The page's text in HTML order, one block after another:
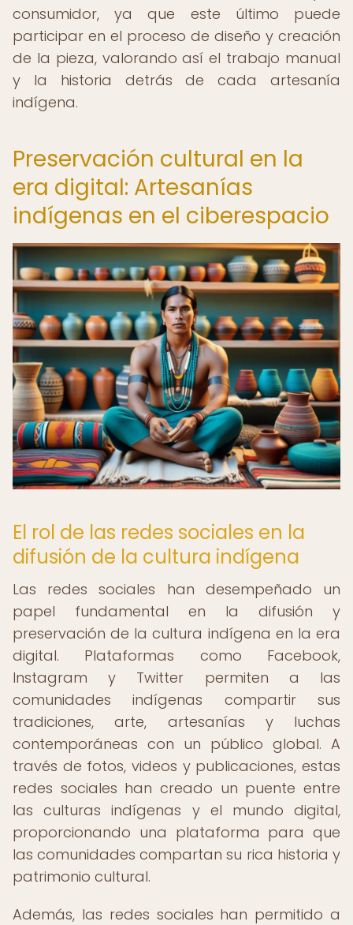
consumidor, ya que este último puede
participar en el proceso de diseño y creación
de la pieza, valorando así el trabajo manual
y la historia detrás de cada artesanía
indígena.
Preservación cultural en la
era digital: Artesanías
indígenas en el ciberespacio
El rol de las redes sociales en la
difusión de la cultura indígena
Las redes sociales han desempeñado un
papel fundamental en la difusión y
preservación de la cultura indígena en la era
digital. Plataformas como Facebook,
Instagram y Twitter permiten a las
comunidades indígenas compartir sus
tradiciones, arte, artesanías y luchas
contemporáneas con un público global. A
través de fotos, videos y publicaciones, estas
redes sociales han creado un puente entre
las culturas indígenas y el mundo digital,
proporcionando una plataforma para que
las comunidades compartan su rica historia y
patrimonio cultural.
Además, las redes sociales han permitido a